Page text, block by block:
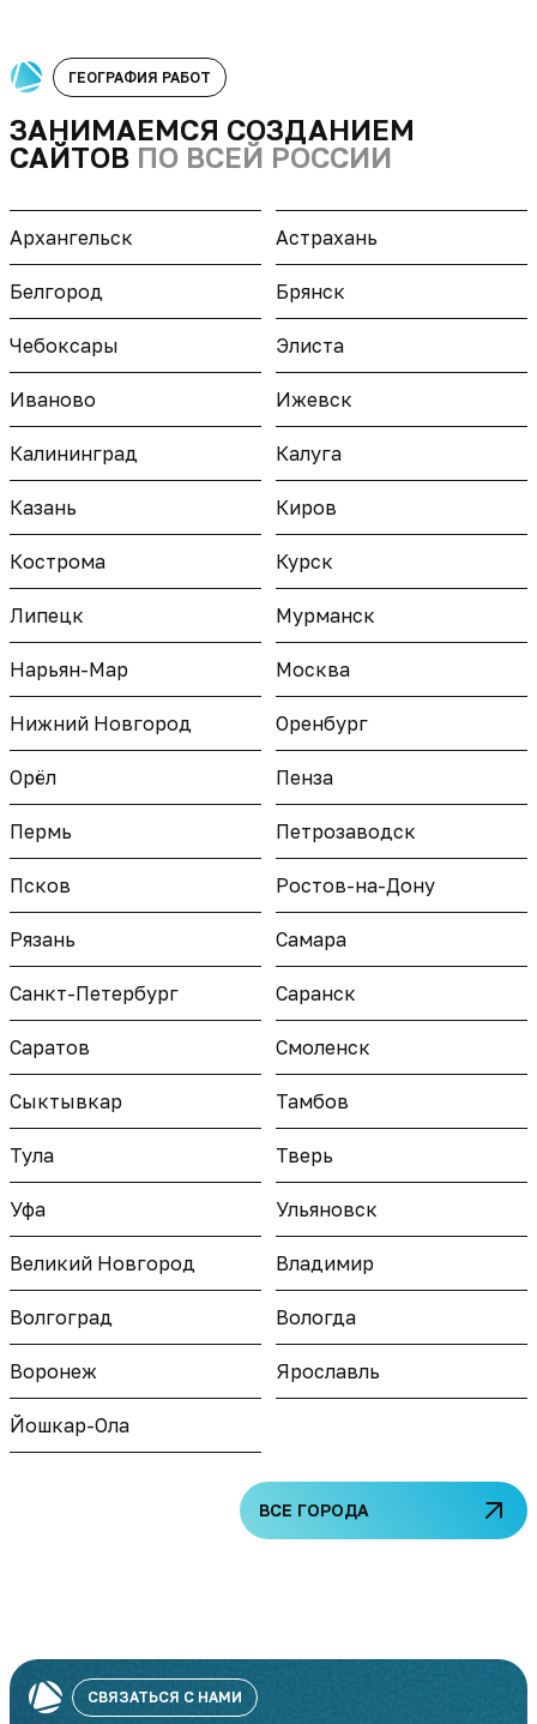
ГЕОГРАФИЯ РАБОТ
ЗАНИМАЕМСЯ СОЗДАНИЕМ
САЙТОВ ПО ВСЕЙ РОССИИ
Архангельск Астрахань
Белгород Брянск
Чебоксары Элиста
Иваново Ижевск
Калининград Калуга
Казань Киров
Кострома Курск
Липецк Мурманск
Нарьян-Мар Москва
Нижний Новгород Оренбург
Орёл Пенза
Пермь Петрозаводск
Псков Ростов-на-Дону
Рязань Самара
Санкт-Петербург Саранск
Саратов Смоленск
Сыктывкар Тамбов
Тула Тверь
Уфа Ульяновск
Великий Новгород Владимир
Волгоград Вологда
Воронеж Ярославль
Йошкар-Ола
ВСЕ ГОРОДА
СВЯЗАТЬСЯ С НАМИ